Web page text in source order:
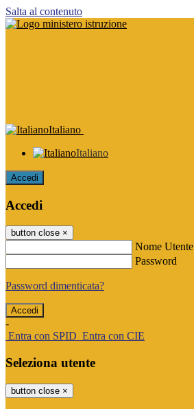
Salta al contenuto
Italiano
Italiano
Accedi
Accedi
button close ×
Nome Utente
Password
Password dimenticata?
-
Entra con SPID Entra con CIE
Seleziona utente
button close ×